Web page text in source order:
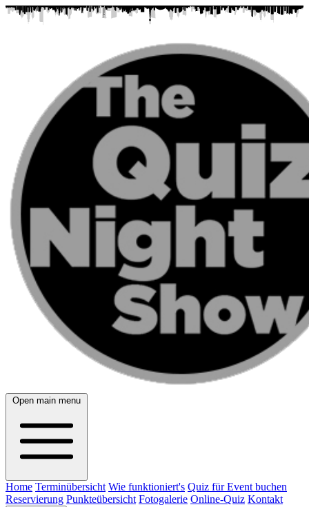
Open main menu
Home Terminübersicht Wie funktioniert's Quiz für Event buchen
Reservierung Punkteübersicht Fotogalerie Online-Quiz Kontakt